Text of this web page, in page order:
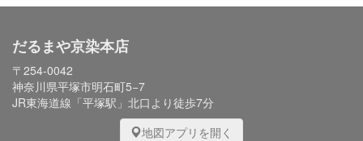
だるまや京染本店
〒254-0042
神奈川県平塚市明石町5−7
JR東海道線「平塚駅」北口より徒歩7分
地図アプリを開く